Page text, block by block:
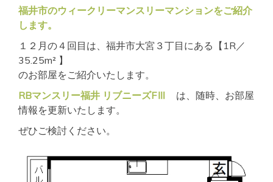
福井市のウィークリーマンスリーマンションをご紹介
します。
１２月の４回目は、福井市大宮３丁目にある【1R／
35.25m² 】
のお部屋をご紹介いたします。
RBマンスリー福井 リブニーズFⅢ
は、随時、お部屋
情報を更新いたします。
ぜひご検討ください。